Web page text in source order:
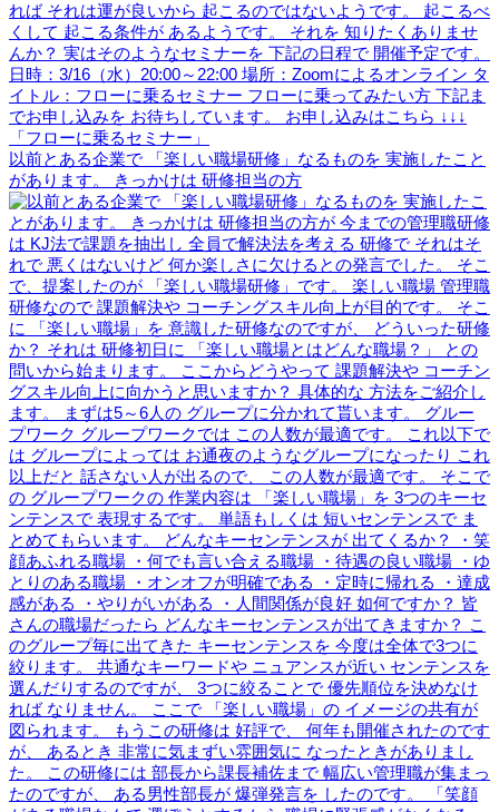
以前とある企業で 「楽しい職場研修」なるものを 実施したこと
があります。 きっかけは 研修担当の方